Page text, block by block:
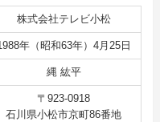
株式会社テレビ小松
年（昭和63年）4月25日
縄 紘平
〒923-0918
石川県小松市京町86番地